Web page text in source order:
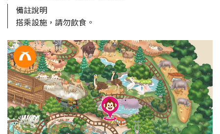
備註說明
搭乘設施，請勿飲食。